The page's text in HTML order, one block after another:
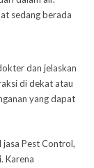
sedang berada
dan jelaskan
di dekat atau
yang dapat
jasa Pest Control,
Karena